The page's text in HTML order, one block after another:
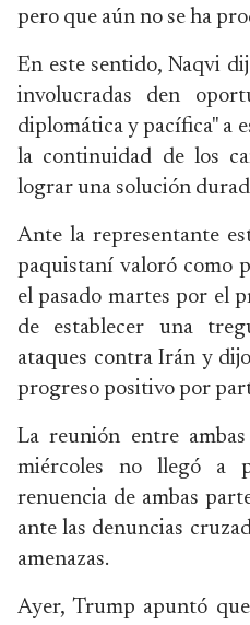
pero que aún no se ha
En este sentido, Naqvi
involucradas den
diplomática y pacífica" a
la continuidad de los
lograr una solución
Ante la representante
paquistaní valoró como
el pasado martes por el
de establecer una
ataques contra Irán y
progreso positivo por
La reunión entre
miércoles no llegó a
renuencia de ambas
ante las denuncias
amenazas.
Ayer, Trump apuntó